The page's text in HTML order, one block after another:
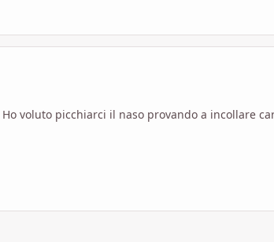
voluto picchiarci il naso provando a incollare